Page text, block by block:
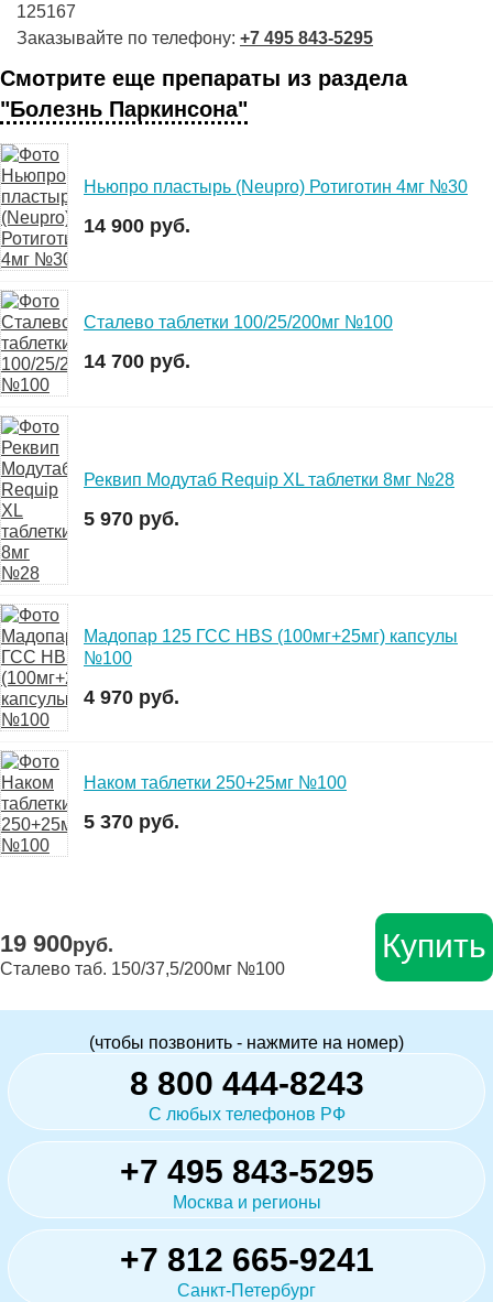
125167
Заказывайте по телефону: +7 495 843-5295
Смотрите еще препараты из раздела
"Болезнь Паркинсона"
Ньюпро пластырь (Neupro) Ротиготин 4мг №30
14 900 руб.
Сталево таблетки 100/25/200мг №100
14 700 руб.
Реквип Модутаб Requip XL таблетки 8мг №28
5 970 руб.
Мадопар 125 ГСС HBS (100мг+25мг) капсулы
№100
4 970 руб.
Наком таблетки 250+25мг №100
5 370 руб.
19 900руб.
Сталево таб. 150/37,5/200мг №100
Купить
(чтобы позвонить - нажмите на номер)
8 800 444-8243
С любых телефонов РФ
+7 495 843-5295
Москва и регионы
+7 812 665-9241
Санкт-Петербург